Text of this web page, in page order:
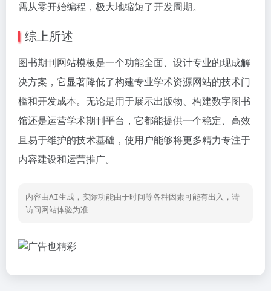
需从零开始编程，极大地缩短了开发周期。
综上所述
图书期刊网站模板是一个功能全面、设计专业的现成解
决方案，它显著降低了构建专业学术资源网站的技术门
槛和开发成本。无论是用于展示出版物、构建数字图书
馆还是运营学术期刊平台，它都能提供一个稳定、高效
且易于维护的技术基础，使用户能够将更多精力专注于
内容建设和运营推广。
内容由AI生成，实际功能由于时间等各种因素可能有出入，请
访问网站体验为准